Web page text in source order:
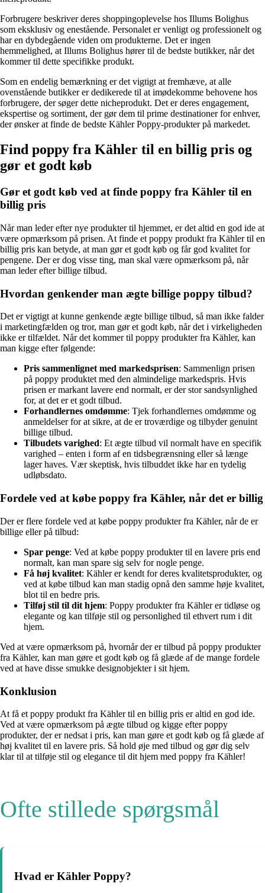
Forbrugere beskriver deres shoppingoplevelse hos Illums Bolighus
som eksklusiv og enestående. Personalet er venligt og professionelt og
har en dybdegående viden om produkterne. Det er ingen
hemmelighed, at Illums Bolighus hører til de bedste butikker, når det
kommer til dette specifikke produkt.
Som en endelig bemærkning er det vigtigt at fremhæve, at alle
ovenstående butikker er dedikerede til at imødekomme behovene hos
forbrugere, der søger dette nicheprodukt. Det er deres engagement,
ekspertise og sortiment, der gør dem til prime destinationer for enhver,
der ønsker at finde de bedste Kähler Poppy-produkter på markedet.
Find poppy fra Kähler til en billig pris og
gør et godt køb
Gør et godt køb ved at finde poppy fra Kähler til en
billig pris
Når man leder efter nye produkter til hjemmet, er det altid en god ide at
være opmærksom på prisen. At finde et poppy produkt fra Kähler til en
billig pris kan betyde, at man gør et godt køb og får god kvalitet for
pengene. Der er dog visse ting, man skal være opmærksom på, når
man leder efter billige tilbud.
Hvordan genkender man ægte billige poppy tilbud?
Det er vigtigt at kunne genkende ægte billige tilbud, så man ikke falder
i marketingfælden og tror, man gør et godt køb, når det i virkeligheden
ikke er tilfældet. Når det kommer til poppy produkter fra Kähler, kan
man kigge efter følgende:
Pris sammenlignet med markedsprisen: Sammenlign prisen
på poppy produktet med den almindelige markedspris. Hvis
prisen er markant lavere end normalt, er der stor sandsynlighed
for, at det er et godt tilbud.
Forhandlernes omdømme: Tjek forhandlernes omdømme og
anmeldelser for at sikre, at de er troværdige og tilbyder genuint
billige tilbud.
Tilbudets varighed: Et ægte tilbud vil normalt have en specifik
varighed – enten i form af en tidsbegrænsning eller så længe
lager haves. Vær skeptisk, hvis tilbuddet ikke har en tydelig
udløbsdato.
Fordele ved at købe poppy fra Kähler, når det er billig
Der er flere fordele ved at købe poppy produkter fra Kähler, når de er
billige eller på tilbud:
Spar penge: Ved at købe poppy produkter til en lavere pris end
normalt, kan man spare sig selv for nogle penge.
Få høj kvalitet: Kähler er kendt for deres kvalitetsprodukter, og
ved at købe tilbud kan man stadig opnå den samme høje kvalitet,
blot til en bedre pris.
Tilføj stil til dit hjem: Poppy produkter fra Kähler er tidløse og
elegante og kan tilføje stil og personlighed til ethvert rum i dit
hjem.
Ved at være opmærksom på, hvornår der er tilbud på poppy produkter
fra Kähler, kan man gøre et godt køb og få glæde af de mange fordele
ved at have disse smukke designobjekter i sit hjem.
Konklusion
At få et poppy produkt fra Kähler til en billig pris er altid en god ide.
Ved at være opmærksom på ægte tilbud og kigge efter poppy
produkter, der er nedsat i pris, kan man gøre et godt køb og få glæde af
høj kvalitet til en lavere pris. Så hold øje med tilbud og gør dig selv
klar til at tilføje stil og elegance til dit hjem med poppy fra Kähler!
Ofte stillede spørgsmål
Hvad er Kähler Poppy?